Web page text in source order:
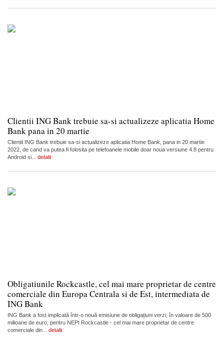
Clientii ING Bank trebuie sa-si actualizeze aplicatia Home
Bank pana in 20 martie
Clientii ING Bank trebuie sa-si actualizeze aplicatia Home Bank, pana in 20 martie
2022, de cand va putea fi folosita pe telefoanele mobile doar noua versiune 4.8 pentru
Android si... detalii
Obligatiunile Rockcastle, cel mai mare proprietar de centre
comerciale din Europa Centrala si de Est, intermediata de
ING Bank
ING Bank a fost implicată într-o nouă emisiune de obligațiuni verzi, în valoare de 500
milioane de euro, pentru NEPI Rockcastle - cel mai mare proprietar de centre
comerciale din... detalii